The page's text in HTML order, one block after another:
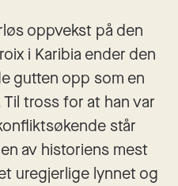
oppvekst på den
i Karibia ender den
gutten opp som en
tross for at han var
står
av historiens mest
uregjerlige lynnet og